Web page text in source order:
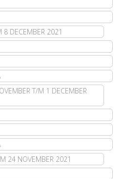
8 DECEMBER 2021
T/M 1 DECEMBER
24 NOVEMBER 2021